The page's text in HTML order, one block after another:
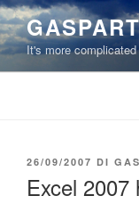
Salta
al
contenuto
It's more
PUBBLICATO
26/09/2007 DI
Excel 2007